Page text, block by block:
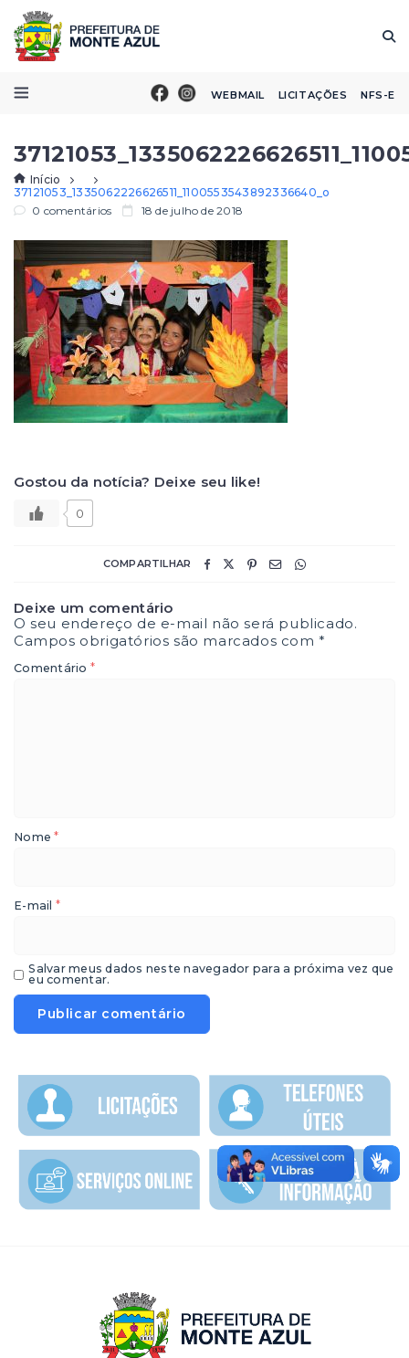
WEBMAIL LICITAÇÕES NFS-E
Início
37121053_1335062226626511_1100553543892336640_o
0 comentários
18 de julho de 2018
Gostou da notícia? Deixe seu like!
0
COMPARTILHAR
Deixe um comentário
O seu endereço de e-mail não será publicado.
Campos obrigatórios são marcados com*
Comentário *
Nome*
E-mail *
Salvar meus dados neste navegador para a próxima vez que
eu comentar.